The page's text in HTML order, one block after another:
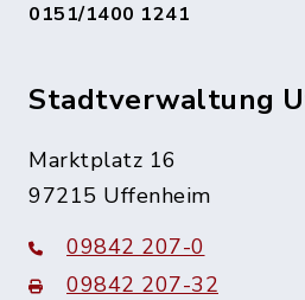
0151/1400 1241
Stadtverwaltung
Marktplatz 16
97215 Uffenheim
09842 207-0
09842 207-32